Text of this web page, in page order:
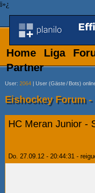
ï»¿
Home Liga
Partner
User: 2064 | User (Gäste/ Bots)
Eishockey Forum
HC Meran Junior -
Do. 27.09.12 - 20:44:31 -